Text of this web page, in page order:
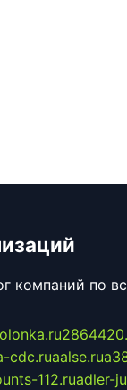
компаний по
cdc.ruaalse.ru
112.ruadler-